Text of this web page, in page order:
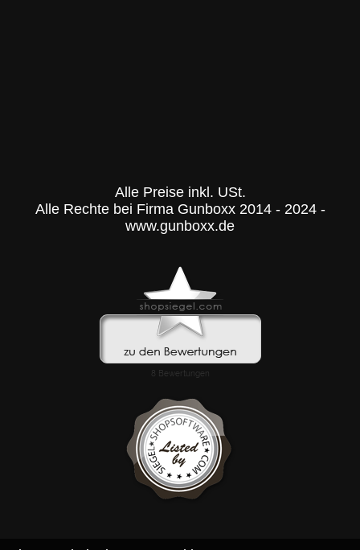
Alle Preise inkl. USt.
Alle Rechte bei Firma Gunboxx 2014 - 2024 -
www.gunboxx.de